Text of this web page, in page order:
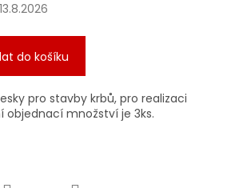
13.8.2026
do košíku
pro stavby krbů, pro realizaci
objednací množství je 3ks.